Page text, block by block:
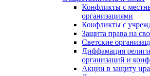
Конфликты с
организациями
Конфликты с
Защита права на
Светские
Диффамация
организаций и
Акции в защиту